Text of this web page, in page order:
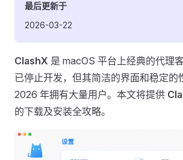
最后更新于
2026-03-22
ClashX 是 macOS 平台上经典的代理
已停止开发，但其简洁的界面和稳定的
2026 年拥有大量用户。本文将提供
的下载及安装全攻略。